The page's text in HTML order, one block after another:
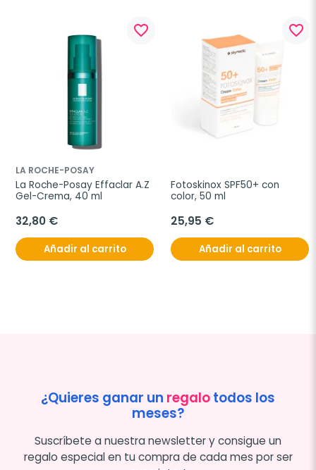
favorite_border
LA ROCHE-POSAY
La Roche-Posay Effaclar A.Z
Gel-Crema, 40 ml
32,80 €
Añadir al carrito
favorite_border
Fotoskinox SPF50+ con
color, 50 ml
25,95 €
Añadir al carrito
¿Quieres ganar un regalotodos los
meses?
Suscríbete a nuestra newsletter y consigue un
regalo especial en tu compra de cada mes por ser